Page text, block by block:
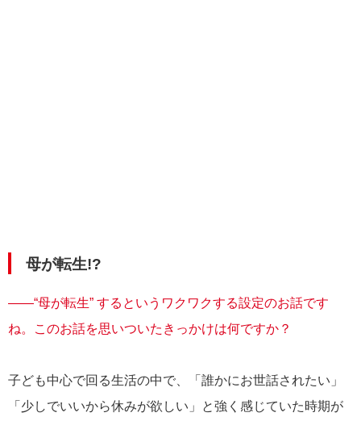
母が転生!?
――“母が転生” するというワクワクする設定のお話です
ね。このお話を思いついたきっかけは何ですか？
子ども中心で回る生活の中で、「誰かにお世話されたい」
「少しでいいから休みが欲しい」と強く感じていた時期が